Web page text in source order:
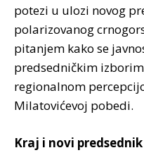
potezi u ulozi novog
polarizovanog
pitanjem kako se
predsedničkim
regionalnom
Milatovićevoj pobedi.
Kraj i novi predsednik